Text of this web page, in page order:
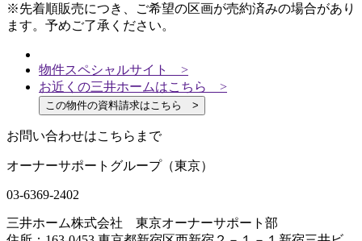
※先着順販売につき、ご希望の区画が売約済みの場合があり
ます。予めご了承ください。
物件スペシャルサイト >
お近くの三井ホームはこちら >
この物件の資料請求はこちら >
お問い合わせはこちらまで
オーナーサポートグループ（東京）
03-6369-2402
三井ホーム株式会社 東京オーナーサポート部